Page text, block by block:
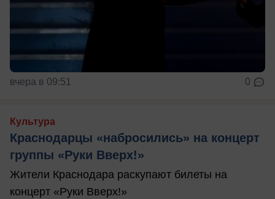
вчера в 09:51 0
Культура
Краснодарцы «набросились» на концерт
группы «Руки Вверх!»
Жители Краснодара раскупают билеты на
концерт «Руки Вверх!»